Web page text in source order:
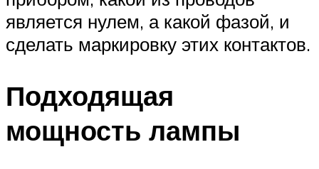
является нулем, а какой фазой, и
сделать маркировку этих контактов.
Подходящая
мощность лампы